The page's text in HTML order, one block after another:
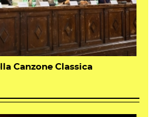
Canzone Classica